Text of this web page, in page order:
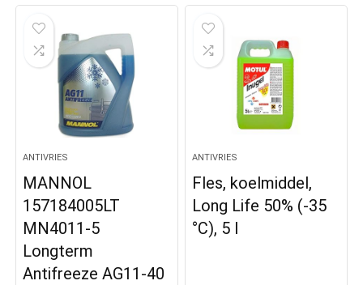
ANTIVRIES
MANNOL
157184005LT
MN4011-5
Longterm
Antifreeze AG11-40
ANTIVRIES
Fles, koelmiddel,
Long Life 50% (-35
°C), 5 l